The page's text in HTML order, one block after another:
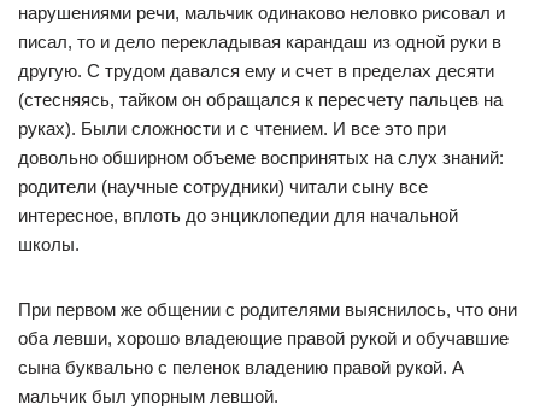
нарушениями речи, мальчик одинаково неловко рисовал и
писал, то и дело перекладывая карандаш из одной руки в
другую. С трудом давался ему и счет в пределах десяти
(стесняясь, тайком он обращался к пересчету пальцев на
руках). Были сложности и с чтением. И все это при
довольно обширном объеме воспринятых на слух знаний:
родители (научные сотрудники) читали сыну все
интересное, вплоть до энциклопедии для начальной
школы.
При первом же общении с родителями выяснилось, что они
оба левши, хорошо владеющие правой рукой и обучавшие
сына буквально с пеленок владению правой рукой. А
мальчик был упорным левшой.